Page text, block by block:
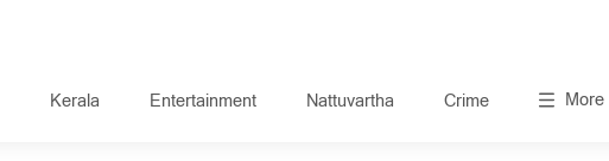
Kerala Entertainment Nattuvartha Crime More